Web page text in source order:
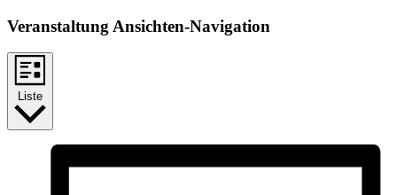
Veranstaltung Ansichten-Navigation
Liste